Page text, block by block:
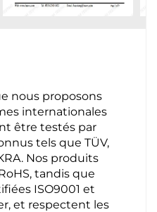
nous proposons
internationales
être testés par
tels que TÜV,
Nos produits
tandis que
ISO9001 et
et respectent les